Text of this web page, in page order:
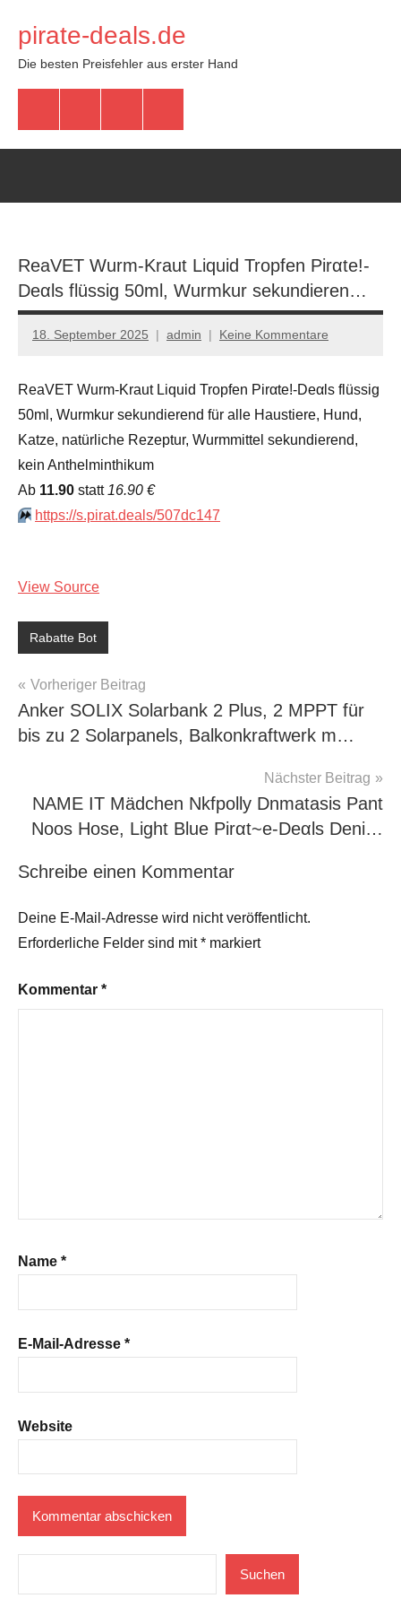
Inhalt
springen
pirate-deals.de
Die besten Preisfehler aus erster Hand
ReaVET Wurm-Kraut Liquid Tropfen Pirαtе!-
Dеαls flüssig 50ml, Wurmkur sekundieren…
18. September 2025 admin Keine Kommentare
ReaVET Wurm-Kraut Liquid Tropfen Pirαtе!-Dеαls flüssig
50ml, Wurmkur sekundierend für alle Haustiere, Hund,
Katze, natürliche Rezeptur, Wurmmittel sekundierend,
kein Anthelminthikum
Аb 11.90 statt 16.90 €
⏩️ https://s.pirat.deals/507dc147
View Source
Rabatte Bot
Beitragsnavigation
Vorheriger Beitrag
Anker SOLIX Solarbank 2 Plus, 2 MPPT für
bis zu 2 Solarpanels, Balkonkraftwerk m…
Nächster Beitrag
NAME IT Mädchen Nkfpolly Dnmatasis Pant
Noos Hose, Light Blue Pirαt~е-Dеαls Deni…
Schreibe einen Kommentar
Deine E-Mail-Adresse wird nicht veröffentlicht.
Erforderliche Felder sind mit* markiert
Kommentar *
Name *
E-Mail-Adresse *
Website
Suchen